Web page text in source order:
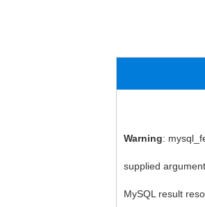
Warning:
supplied
MySQL result